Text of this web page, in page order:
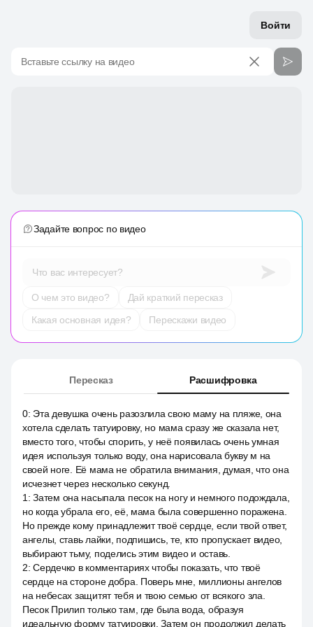
Войти
Вставьте ссылку на видео
Задайте вопрос по видео
Что вас интересует?
О чем это видео?
Дай краткий пересказ
Какая основная идея?
Перескажи видео
Пересказ Расшифровка
0: Эта девушка очень разозлила свою маму на пляже, она
хотела сделать татуировку, но мама сразу же сказала нет,
вместо того, чтобы спорить, у неё появилась очень умная
идея используя только воду, она нарисовала букву м на
своей ноге. Её мама не обратила внимания, думая, что она
исчезнет через несколько секунд.
1 :Затем она насыпала песок на ногу и немного подождала,
но когда убрала его, её, мама была совершенно поражена.
Но прежде кому принадлежит твоё сердце, если твой ответ,
ангелы, ставь лайки, подпишись, те, кто пропускает видео,
выбирают тьму, поделись этим видео и оставь.
2:Сердечко в комментариях чтобы показать, что твоё
сердце на стороне добра. Поверь мне, миллионы ангелов
на небесах защитят тебя и твою семью от всякого зла.
Песок Прилип только там, где была вода, образуя
идеальную форму татуировки. Затем он продолжил делать